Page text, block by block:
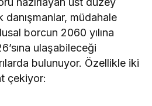
müdahale
borcun 2060 yılına
ulaşabileceği
bulunuyor. Özellikle iki
çekiyor: